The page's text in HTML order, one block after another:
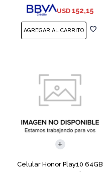
USD 152,15
Celular Honor Play10 64GB
COMPARAR